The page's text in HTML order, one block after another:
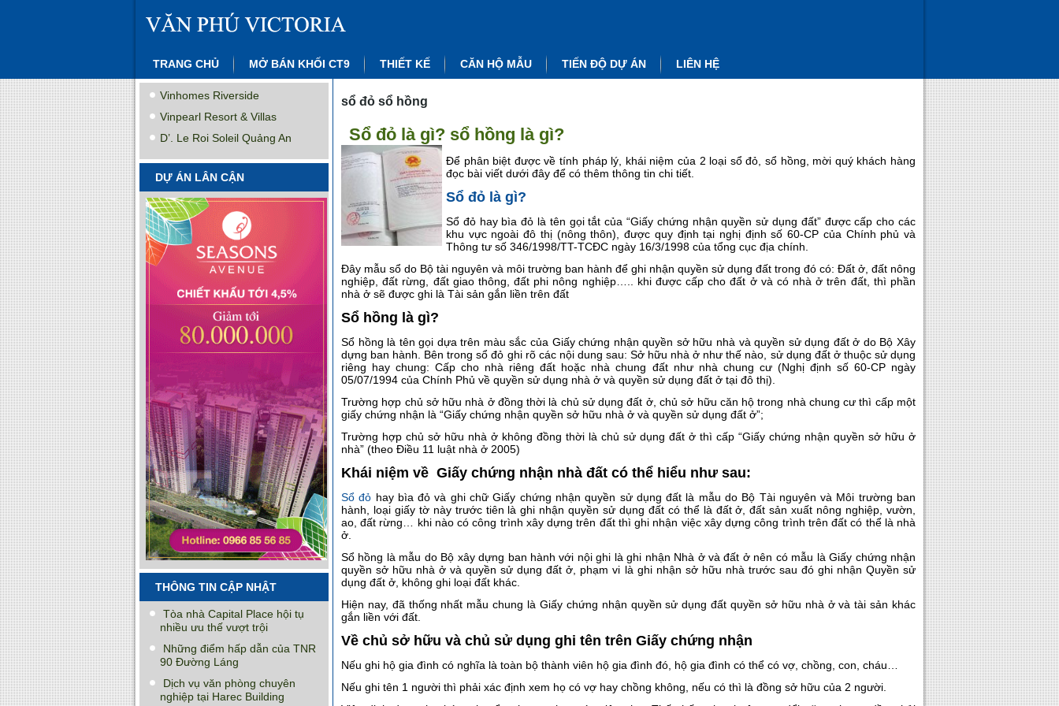
TRANG CHỦ MỞ BÁN KHỐI CT9 THIẾT KẾ CĂN HỘ MẪU TIẾN ĐỘ DỰ ÁN LIÊN HỆ
Vinhomes Riverside
Vinpearl Resort & Villas
D’. Le Roi Soleil Quảng An
DỰ ÁN LÂN CẬN
THÔNG TIN CẬP NHẬT
Tòa nhà Capital Place hội tụ
nhiều ưu thế vượt trội
Những điểm hấp dẫn của TNR
90 Đường Láng
Dịch vụ văn phòng chuyên
nghiệp tại Harec Building
sổ đỏ sổ hồng
Sổ đỏ là gì? sổ hồng là gì?
Để phân biệt được về tính pháp lý, khái niệm của 2 loại sổ đỏ, sổ hồng, mời quý khách hàng
đọc bài viết dưới đây để có thêm thông tin chi tiết.
Sổ đỏ là gì?
Sổ đỏ hay bìa đỏ là tên gọi tắt của “Giấy chứng nhận quyền sử dụng đất” được cấp cho các
khu vực ngoài đô thị (nông thôn), được quy định tại nghị định số 60-CP của Chính phủ và
Thông tư số 346/1998/TT-TCĐC ngày 16/3/1998 của tổng cục địa chính.
Đây mẫu sổ do Bộ tài nguyên và môi trường ban hành để ghi nhận quyền sử dụng đất trong đó có: Đất ở, đất nông
nghiệp, đất rừng, đất giao thông, đất phi nông nghiệp….. khi được cấp cho đất ở và có nhà ở trên đất, thì phần
nhà ở sẽ được ghi là Tài sản gắn liền trên đất
Sổ hồng là gì?
Sổ hồng là tên gọi dựa trên màu sắc của Giấy chứng nhận quyền sở hữu nhà và quyền sử dụng đất ở do Bộ Xây
dựng ban hành. Bên trong sổ đỏ ghi rõ các nội dung sau: Sở hữu nhà ở như thế nào, sử dụng đất ở thuộc sử dụng
riêng hay chung: Cấp cho nhà riêng đất hoặc nhà chung đất như nhà chung cư (Nghị định số 60-CP ngày
05/07/1994 của Chính Phủ về quyền sử dụng nhà ở và quyền sử dụng đất ở tại đô thị).
Trường hợp chủ sở hữu nhà ở đồng thời là chủ sử dụng đất ở, chủ sở hữu căn hộ trong nhà chung cư thì cấp một
giấy chứng nhận là “Giấy chứng nhận quyền sở hữu nhà ở và quyền sử dụng đất ở”;
Trường hợp chủ sở hữu nhà ở không đồng thời là chủ sử dụng đất ở thì cấp “Giấy chứng nhận quyền sở hữu ở
nhà” (theo Điều 11 luật nhà ở 2005)
Khái niệm về Giấy chứng nhận nhà đất có thể hiểu như sau:
Sổ đỏ hay bìa đỏ và ghi chữ Giấy chứng nhận quyền sử dụng đất là mẫu do Bộ Tài nguyên và Môi trường ban
hành, loại giấy tờ này trước tiên là ghi nhận quyền sử dụng đất có thể là đất ở, đất sản xuất nông nghiệp, vườn,
ao, đất rừng… khi nào có công trình xây dựng trên đất thì ghi nhận việc xây dựng công trình trên đất có thể là nhà
ở.
Sổ hồng là mẫu do Bộ xây dựng ban hành với nội ghi là ghi nhận Nhà ở và đất ở nên có mẫu là Giấy chứng nhận
quyền sở hữu nhà ở và quyền sử dụng đất ở, phạm vi là ghi nhận sở hữu nhà trước sau đó ghi nhận Quyền sử
dụng đất ở, không ghi loại đất khác.
Hiện nay, đã thống nhất mẫu chung là Giấy chứng nhận quyền sử dụng đất quyền sở hữu nhà ở và tài sản khác
gắn liền với đất.
Về chủ sở hữu và chủ sử dụng ghi tên trên Giấy chứng nhận
Nếu ghi hộ gia đình có nghĩa là toàn bộ thành viên hộ gia đình đó, hộ gia đình có thể có vợ, chồng, con, cháu…
Nếu ghi tên 1 người thì phải xác định xem họ có vợ hay chồng không, nếu có thì là đồng sở hữu của 2 người.